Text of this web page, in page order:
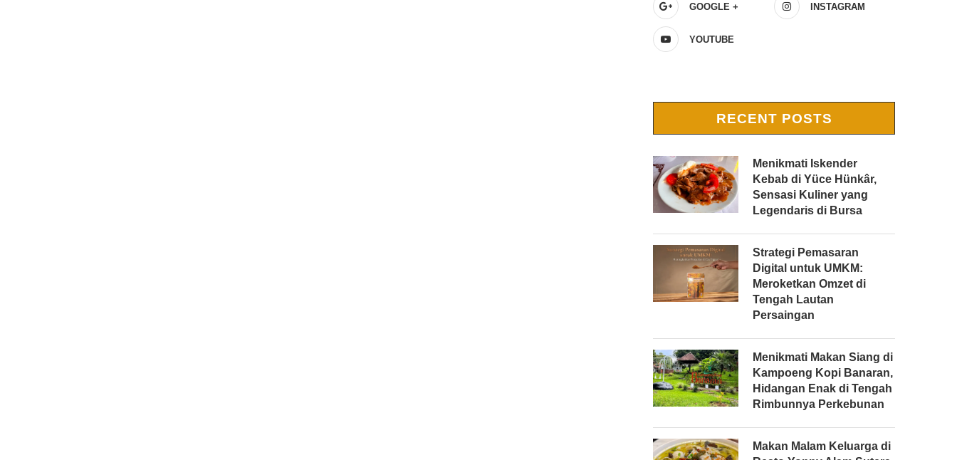
GOOGLE + INSTAGRAM
YOUTUBE
RECENT POSTS
Menikmati Iskender
Kebab di Yüce Hünkâr,
Sensasi Kuliner yang
Legendaris di Bursa
Strategi Pemasaran
Digital untuk UMKM:
Meroketkan Omzet di
Tengah Lautan
Persaingan
Menikmati Makan Siang di
Kampoeng Kopi Banaran,
Hidangan Enak di Tengah
Rimbunnya Perkebunan
Makan Malam Keluarga di